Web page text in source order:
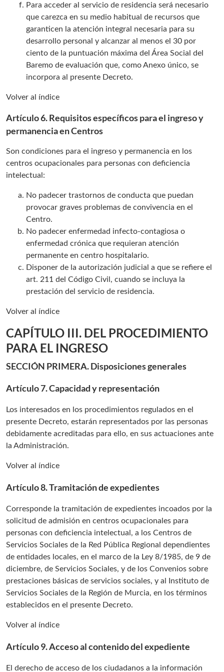
Para acceder al servicio de residencia será necesario
que carezca en su medio habitual de recursos que
garanticen la atención integral necesaria para su
desarrollo personal y alcanzar al menos el 30 por
ciento de la puntuación máxima del Área Social del
Baremo de evaluación que, como Anexo único, se
incorpora al presente Decreto.
Volver al índice
Artículo 6. Requisitos específicos para el ingreso y
permanencia en Centros
Son condiciones para el ingreso y permanencia en los
centros ocupacionales para personas con deficiencia
intelectual:
No padecer trastornos de conducta que puedan
provocar graves problemas de convivencia en el
Centro.
No padecer enfermedad infecto-contagiosa o
enfermedad crónica que requieran atención
permanente en centro hospitalario.
Disponer de la autorización judicial a que se refiere el
art. 211 del Código Civil, cuando se incluya la
prestación del servicio de residencia.
Volver al índice
CAPÍTULO III. DEL PROCEDIMIENTO
PARA EL INGRESO
SECCIÓN PRIMERA. Disposiciones generales
Artículo 7. Capacidad y representación
Los interesados en los procedimientos regulados en el
presente Decreto, estarán representados por las personas
debidamente acreditadas para ello, en sus actuaciones ante
la Administración.
Volver al índice
Artículo 8. Tramitación de expedientes
Corresponde la tramitación de expedientes incoados por la
solicitud de admisión en centros ocupacionales para
personas con deficiencia intelectual, a los Centros de
Servicios Sociales de la Red Pública Regional dependientes
de entidades locales, en el marco de la Ley 8/1985, de 9 de
diciembre, de Servicios Sociales, y de los Convenios sobre
prestaciones básicas de servicios sociales, y al Instituto de
Servicios Sociales de la Región de Murcia, en los términos
establecidos en el presente Decreto.
Volver al índice
Artículo 9. Acceso al contenido del expediente
El derecho de acceso de los ciudadanos a la información